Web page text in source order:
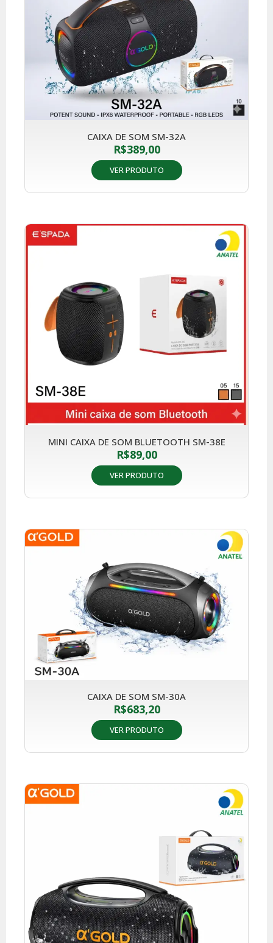
CAIXA DE SOM SM-32A
R$389,00
VER PRODUTO
MINI CAIXA DE SOM BLUETOOTH SM-38E
R$89,00
VER PRODUTO
CAIXA DE SOM SM-30A
R$683,20
VER PRODUTO